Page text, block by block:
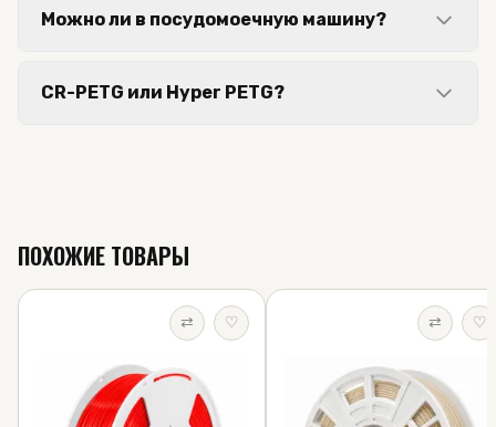
Можно ли в посудомоечную машину?
CR-PETG или Hyper PETG?
ПОХОЖИЕ ТОВАРЫ
⇄ ♡ ⇄ ♡